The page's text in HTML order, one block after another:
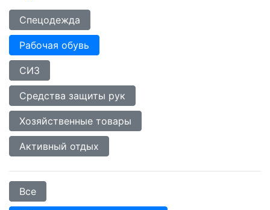
Спецодежда
Рабочая обувь
СИЗ
Средства защиты рук
Хозяйственные товары
Активный отдых
Все